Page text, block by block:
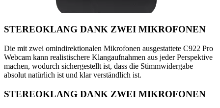
STEREOKLANG DANK ZWEI MIKROFONEN
Die mit zwei omindirektionalen Mikrofonen ausgestattete C922 Pro
Webcam kann realistischere Klangaufnahmen aus jeder Perspektive
machen, wodurch sichergestellt ist, dass die Stimmwidergabe
absolut natürlich ist und klar verständlich ist.
STEREOKLANG DANK ZWEI MIKROFONEN